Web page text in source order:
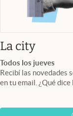
La cityabre
Todos los jueves
Recibí las novedades
en tu email. ¿Qué dice